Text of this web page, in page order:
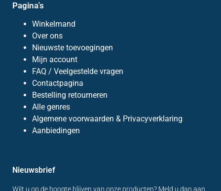
Pagina's
Winkelmand
Over ons
Nieuwste toevoegingen
Mijn account
FAQ / Veelgestelde vragen
Contactpagina
Bestelling retourneren
Alle genres
Algemene voorwaarden & Privacyverklaring
Aanbiedingen
Nieuwsbrief
Wilt u op de hoogte blijven van onze producten? Meld u dan aan